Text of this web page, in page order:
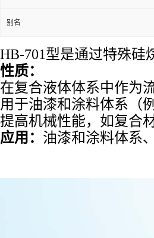
别名
HB-701型是通过特殊硅
性质：
在复合液体体系中作为
用于油漆和涂料体系（
提高机械性能，如复合
应用： 油漆和涂料体系、